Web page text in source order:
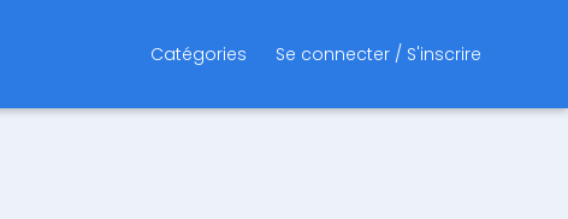
Catégories Se connecter / S'inscrire